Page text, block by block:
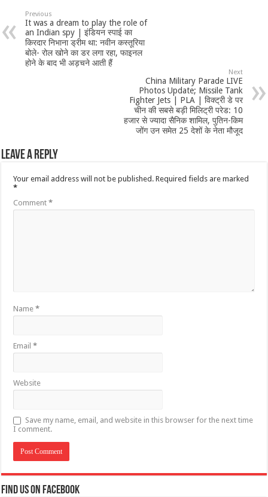
Previous
It was a dream to play the role of
an Indian spy | इंडियन स्पाई का
किरदार निभाना ड्रीम था: नवीन कस्तूरिया
बोले- रोल खोने का डर लगा रहा, फाइनल
होने के बाद भी अड़चने आती हैं
Next
China Military Parade LIVE
Photos Update; Missile Tank
Fighter Jets | PLA | विक्ट्री डे पर
चीन की सबसे बड़ी मिलिट्री परेड: 10
हजार से ज्यादा सैनिक शामिल, पुतिन-किम
जोंग उन समेत 25 देशों के नेता मौजूद
Leave a Reply
Your email address will not be published. Required fields are marked
*
Comment*
Name*
Email*
Website
Save my name, email, and website in this browser for the next time
I comment.
Find us on Facebook